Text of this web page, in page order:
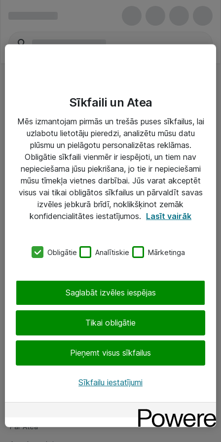
Risinājumi & Pakalpojumi
IT serviss un atbalsts
IT infrastruktūra
Darba vietu IT risinājumi
Serveri un datu centri
SIA „ATEA”
eShop@atea.lv
Sekojiet mums
Par Atea
Par Atea
Sīkfaili un Atea
Mēs izmantojam pirmās un trešās puses sīkfailus, lai
uzlabotu lietotāju pieredzi, analizētu mūsu datu
plūsmu un pielāgotu personalizētas reklāmas.
Obligātie sīkfaili vienmēr ir iespējoti, un tiem nav
nepieciešama jūsu piekrišana, jo tie ir nepieciešami
mūsu tīmekļa vietnes darbībai. Jūs varat akceptēt
visus vai tikai obligātos sīkfailus un pārvaldīt savas
izvēles jebkurā brīdī, noklikšķinot zemāk
konfidencialitātes iestatījumos. Lasīt vairāk
Obligātie Analītiskie Mārketinga
Tikai obligātie
Pieņemt visus sīkfailus
Saglabāt izvēles iespējas
Sīkfailu iestatījumi